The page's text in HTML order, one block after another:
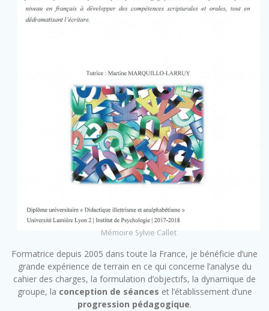
Mémoire Sylvie Callet
Formatrice depuis 2005 dans toute la France, je bénéficie d’une
grande expérience de terrain en ce qui concerne l’analyse du
cahier des charges, la formulation d’objectifs, la dynamique de
groupe, la conception de séances et l’établissement d’une
progression pédagogique.